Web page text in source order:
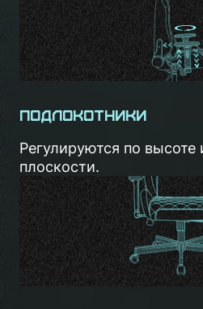
Подлокотники
Регулируются по высоте
плоскости.